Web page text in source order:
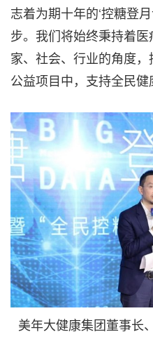
志着为期十年的‘控糖登
步。我们将始终秉持着
家、社会、行业的角度
公益项目中，支持全民健
美年大健康集团董事长